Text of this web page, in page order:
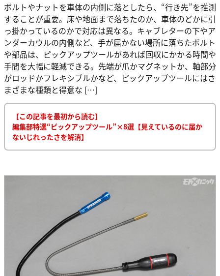
ボルトやナットを車体の内側に落としたら、“行き先”を推測
することが重要。床や地面まで落ちたのか、車体のどかに引
っ掛かっているのかで対応は異なる。キャブレターの下やア
ンダーカウルの内側など、手が届かない場所に落ちたボルト
や部品は、ピックアップツールがあれば回収にかかる時間や
手間を大幅に軽減できる。先端が爪かマグネットか、軸部分
がロッドかフレキシブルかなど、ピックアップツールにはさ
まざまな種類と得意な […]
【この記事を最初から読む】
編集部特選“ピックアップツール”×8選【見えているのに届か
ないじれったさを解消】